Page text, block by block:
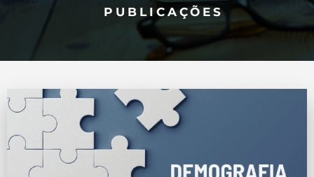
PUBLICAÇÕES